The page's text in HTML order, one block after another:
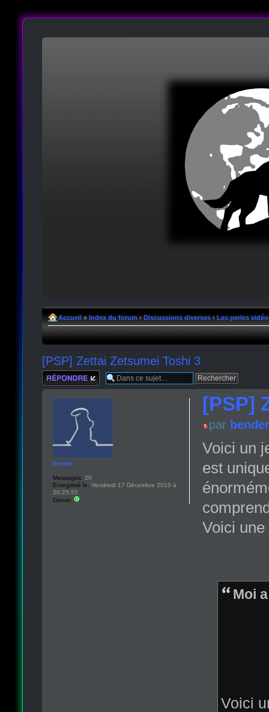
Accueil » Index du forum ‹ Discussions diverses ‹ Les perles
[PSP] Zettai Zetsumei Toshi 3
Répondre
[PSP]
par bender
Voici un
est
Voici
Moi
Voici
bender
Messages: 20
Enregistré le: Vendredi 17 Décembre 2010 à
20:25:55
Genre: